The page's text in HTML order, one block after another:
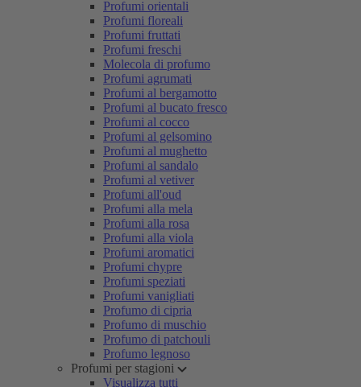
Profumi orientali
Profumi floreali
Profumi fruttati
Profumi freschi
Molecola di profumo
Profumi agrumati
Profumi al bergamotto
Profumi al bucato fresco
Profumi al cocco
Profumi al gelsomino
Profumi al mughetto
Profumi al sandalo
Profumi al vetiver
Profumi all'oud
Profumi alla mela
Profumi alla rosa
Profumi alla viola
Profumi aromatici
Profumi chypre
Profumi speziati
Profumi vanigliati
Profumo di cipria
Profumo di muschio
Profumo di patchouli
Profumo legnoso
Profumi per stagioni
Visualizza tutti